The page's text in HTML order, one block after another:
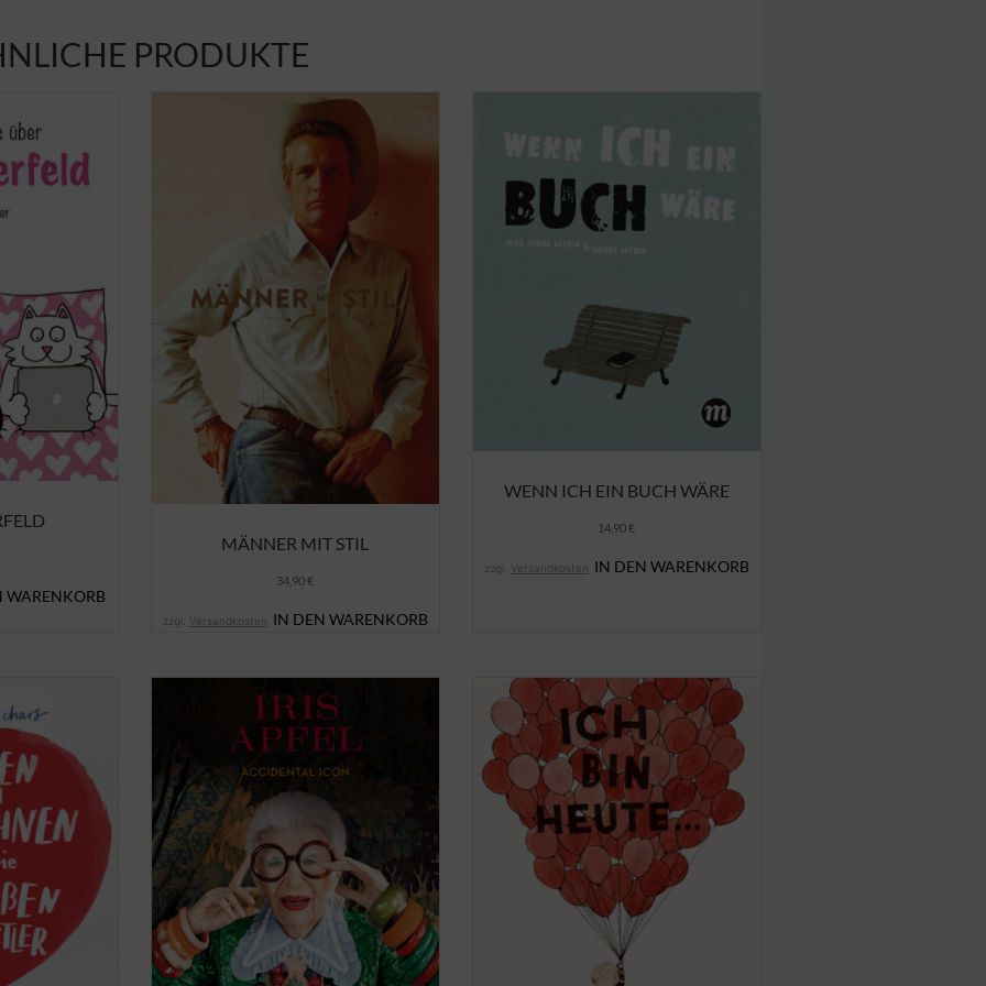
PRODUKTE
WARENKORB
MÄNNER MIT STIL
34,90€
zzgl. Versandkosten IN DEN WARENKORB
WENN ICH EIN BUCH WÄRE
14,90€
zzgl. Versandkosten IN DEN WARENKORB